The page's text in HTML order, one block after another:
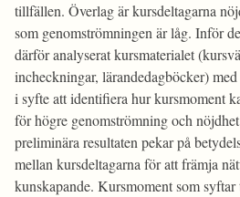
tillfällen. Överlag är kursdeltagarna
som genomströmningen är låg. Inför
därför analyserat kursmaterialet
incheckningar, lärandedagböcker)
i syfte att identifiera hur kursmoment
för högre genomströmning och
preliminära resultaten pekar på
mellan kursdeltagarna för att främja
kunskapande. Kursmoment som